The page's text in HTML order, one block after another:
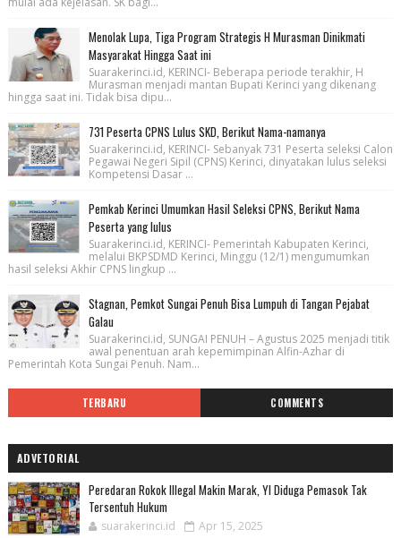
Menolak Lupa, Tiga Program Strategis H Murasman Dinikmati
Masyarakat Hingga Saat ini
Suarakerinci.id, KERINCI- Beberapa periode terakhir, H
Murasman menjadi mantan Bupati Kerinci yang dikenang
hingga saat ini. Tidak bisa dipu...
731 Peserta CPNS Lulus SKD, Berikut Nama-namanya
Suarakerinci.id, KERINCI- Sebanyak 731 Peserta seleksi Calon
Pegawai Negeri Sipil (CPNS) Kerinci, dinyatakan lulus seleksi
Kompetensi Dasar ...
Pemkab Kerinci Umumkan Hasil Seleksi CPNS, Berikut Nama
Peserta yang lulus
Suarakerinci.id, KERINCI- Pemerintah Kabupaten Kerinci,
melalui BKPSDMD Kerinci, Minggu (12/1) mengumumkan
hasil seleksi Akhir CPNS lingkup ...
Stagnan, Pemkot Sungai Penuh Bisa Lumpuh di Tangan Pejabat
Galau
Suarakerinci.id, SUNGAI PENUH – Agustus 2025 menjadi titik
awal penentuan arah kepemimpinan Alfin-Azhar di
Pemerintah Kota Sungai Penuh. Nam...
TERBARU COMMENTS
ADVETORIAL
Peredaran Rokok Illegal Makin Marak, YI Diduga Pemasok Tak
Tersentuh Hukum
suarakerinci.id Apr 15, 2025